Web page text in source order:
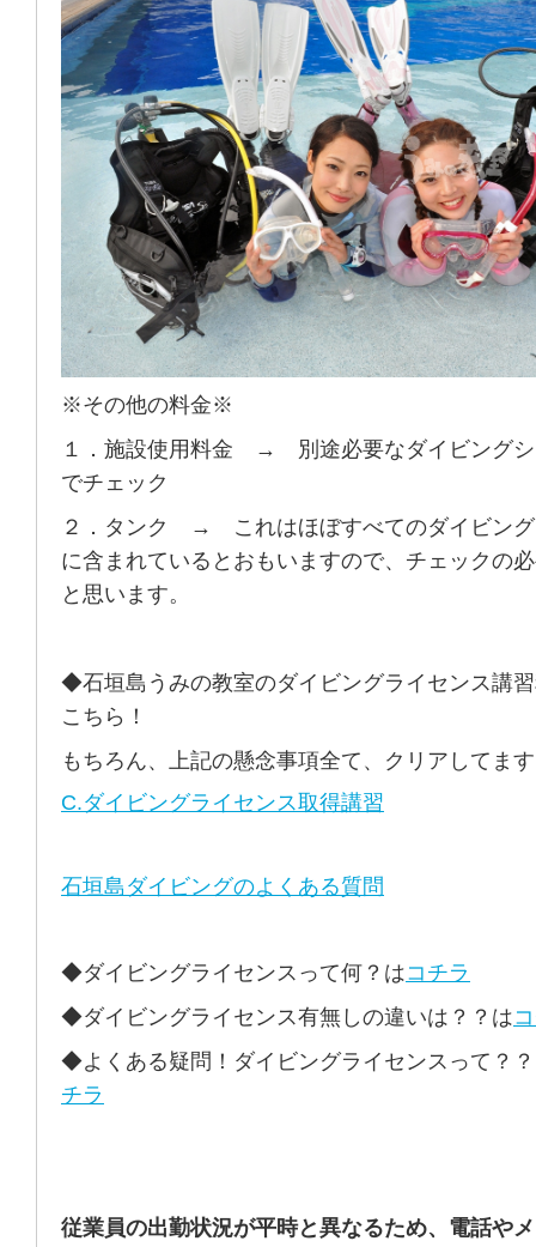
※その他の料金※
１．施設使用料金 → 別途必要なダイビングシ
でチェック
２．タンク → これはほぼすべてのダイビング
に含まれているとおもいますので、チェックの
と思います。
◆石垣島うみの教室のダイビングライセンス講
こちら！
もちろん、上記の懸念事項全て、クリアしてま
C.ダイビングライセンス取得講習
石垣島ダイビングのよくある質問
◆ダイビングライセンスって何？はコチラ
◆ダイビングライセンス有無しの違いは？？は
◆よくある疑問！ダイビングライセンスって？
チラ
従業員の出勤状況が平時と異なるため、電話や